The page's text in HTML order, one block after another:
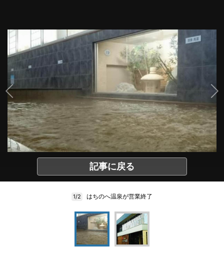
記事に戻る
1/2 はちのへ温泉が営業終了